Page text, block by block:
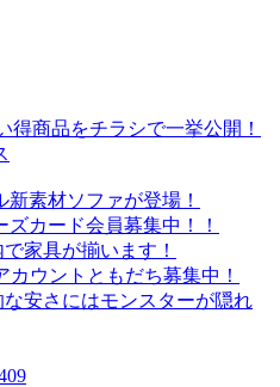
得商品をチラシで一挙公開！
素材ソファが登場！
カード会員募集中！！
家具が揃います！
ウントともだち募集中！
安さにはモンスターが隠れ